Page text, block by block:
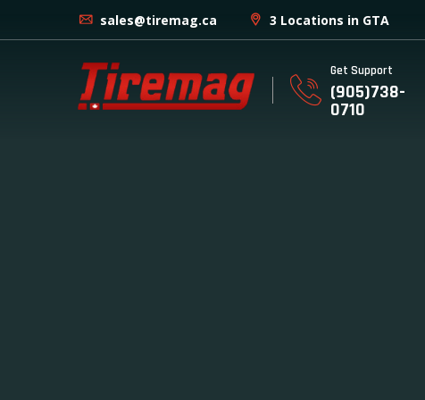
sales@tiremag.ca 3 Locations in GTA
Get Support
(905)738-
0710